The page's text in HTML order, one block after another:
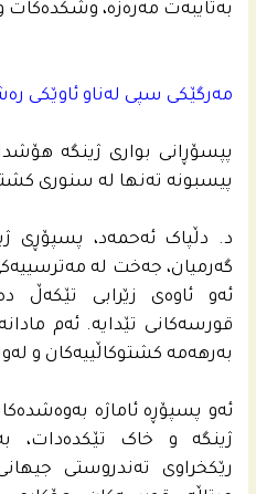
بەتایبەت مەرەزە،
مەرگێکی سپی لەناو ئاوێکی
پپسۆڕانی بواری ژینگە
پیسبونە تەنها لە سنوری
د. دڵپاک ئەحمەد، پسپۆڕی
گەرمیان، جەخت لە
ئەو ئاوەی زێرابی تێکەڵ
قورسەکانی تێدایە. ئەم
بەرهەمە کشتوکاڵییەکان و
ئەو پسپۆڕە ئاماژە
ژینگە و خاک تێکدەدات،